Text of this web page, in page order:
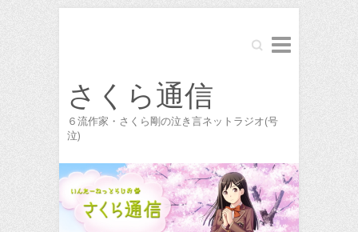
Search
さくら通信
６流作家・さくら剛の泣き言ネットラジオ(号
泣)